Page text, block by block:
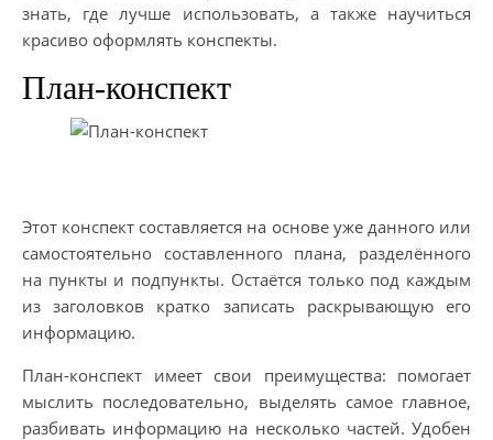
знать, где лучше использовать, а также научиться
красиво оформлять конспекты.
План-конспект
Этот конспект составляется на основе уже данного или
самостоятельно составленного плана, разделённого
на пункты и подпункты. Остаётся только под каждым
из заголовков кратко записать раскрывающую его
информацию.
План-конспект имеет свои преимущества: помогает
мыслить последовательно, выделять самое главное,
разбивать информацию на несколько частей. Удобен